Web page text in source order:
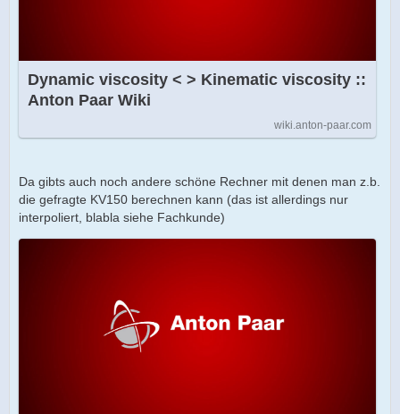
Dynamic viscosity < > Kinematic viscosity ::
Anton Paar Wiki
wiki.anton-paar.com
Da gibts auch noch andere schöne Rechner mit denen man z.b.
die gefragte KV150 berechnen kann (das ist allerdings nur
interpoliert, blabla siehe Fachkunde)